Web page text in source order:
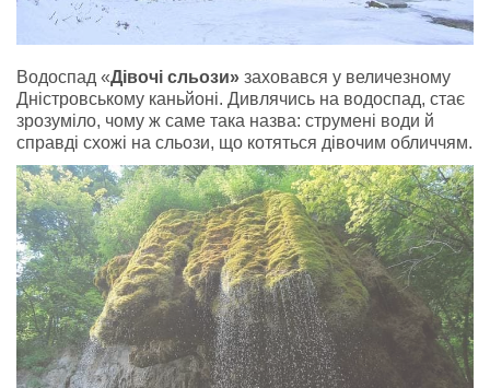
Водоспад «Дівочі сльози» заховався у величезному
Дністровському каньйоні. Дивлячись на водоспад, стає
зрозуміло, чому ж саме така назва: струмені води й
справді схожі на сльози, що котяться дівочим обличчям.